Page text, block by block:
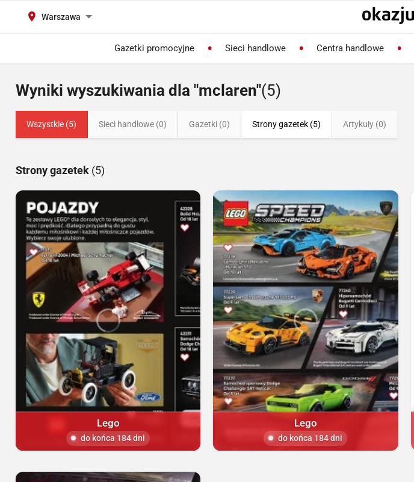
Warszawa
Gazetki promocyjne Sieci handlowe Centra handlowe
Wyniki wyszukiwania dla "mclaren"(5)
Wszystkie (5) Sieci handlowe (0) Gazetki (0) Strony gazetek (5) Artykuły (0)
Strony gazetek (5)
Lego
do końca 184 dni
Lego
do końca 184 dni